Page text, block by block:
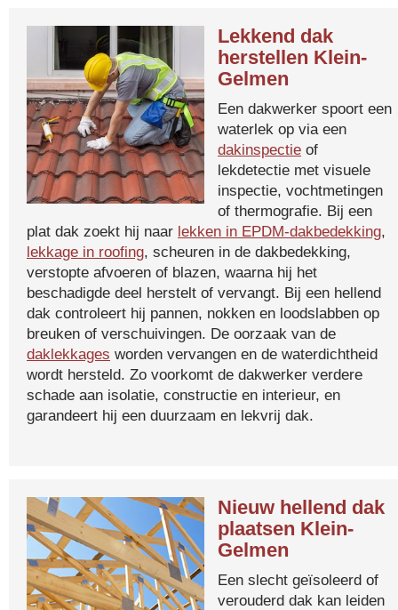
Lekkend dak
herstellen Klein-
Gelmen
Een dakwerker spoort een
waterlek op via een
dakinspectie of
lekdetectie met visuele
inspectie, vochtmetingen
of thermografie. Bij een
plat dak zoekt hij naar lekken in EPDM-dakbedekking,
lekkage in roofing, scheuren in de dakbedekking,
verstopte afvoeren of blazen, waarna hij het
beschadigde deel herstelt of vervangt. Bij een hellend
dak controleert hij pannen, nokken en loodslabben op
breuken of verschuivingen. De oorzaak van de
daklekkages worden vervangen en de waterdichtheid
wordt hersteld. Zo voorkomt de dakwerker verdere
schade aan isolatie, constructie en interieur, en
garandeert hij een duurzaam en lekvrij dak.
Nieuw hellend dak
plaatsen Klein-
Gelmen
Een slecht geïsoleerd of
verouderd dak kan leiden